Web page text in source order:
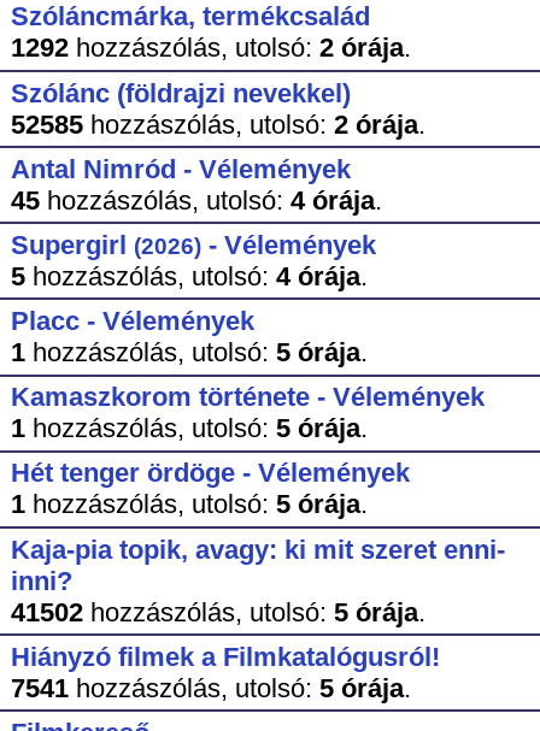
Szóláncmárka, termékcsalád
1292hozzászólás, utolsó: 2 órája.
Szólánc (földrajzi nevekkel)
52585hozzászólás, utolsó: 2 órája.
Antal Nimród - Vélemények
45hozzászólás, utolsó: 4 órája.
Supergirl (2026)- Vélemények
5hozzászólás, utolsó: 4 órája.
Placc - Vélemények
1hozzászólás, utolsó: 5 órája.
Kamaszkorom története - Vélemények
1hozzászólás, utolsó: 5 órája.
Hét tenger ördöge - Vélemények
1hozzászólás, utolsó: 5 órája.
Kaja-pia topik, avagy: ki mit szeret enni-
inni?
41502hozzászólás, utolsó: 5 órája.
Hiányzó filmek a Filmkatalógusról!
7541hozzászólás, utolsó: 5 órája.